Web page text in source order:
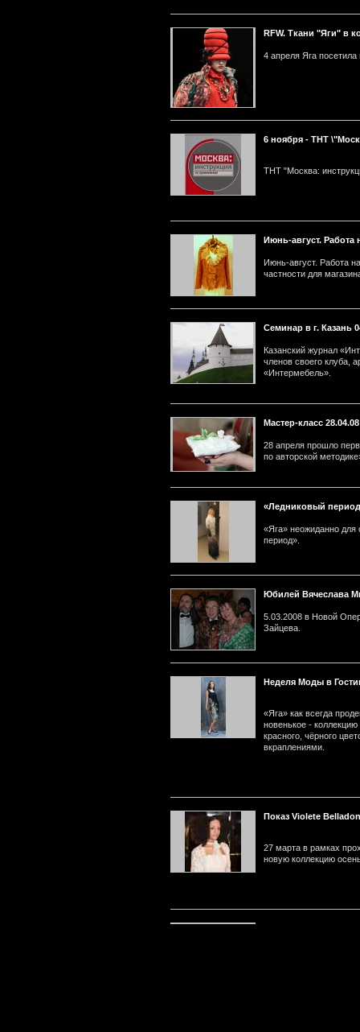
RFW. Ткани "Яги" в
4 апреля Яга
6 ноября - ТНТ
ТНТ "Москва:
Июнь-август.
Июнь-август. Работа
частности для
Семинар в г. Казань
Казанский журнал
членов своего клуба,
«Интермебель».
Мастер-класс
28 апреля прошло
по авторской
«Ледниковый
«Яга» неожиданно для
период».
Юбилей Вячеслава
5.03.2008 в Новой
Зайцева.
Неделя Моды в
«Яга» как всегда
новенькое - коллекцию
красного, чёрного
вкраплениями.
Показ Violete
27 марта в рамках
новую коллекцию